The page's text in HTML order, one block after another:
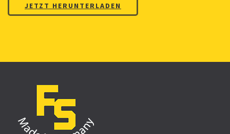
JETZT HERUNTERLADEN